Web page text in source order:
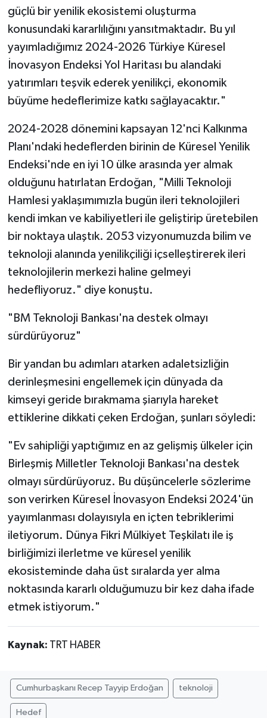
güçlü bir yenilik ekosistemi oluşturma
konusundaki kararlılığını yansıtmaktadır. Bu yıl
yayımladığımız 2024-2026 Türkiye Küresel
İnovasyon Endeksi Yol Haritası bu alandaki
yatırımları teşvik ederek yenilikçi, ekonomik
büyüme hedeflerimize katkı sağlayacaktır."
2024-2028 dönemini kapsayan 12'nci Kalkınma
Planı'ndaki hedeflerden birinin de Küresel Yenilik
Endeksi'nde en iyi 10 ülke arasında yer almak
olduğunu hatırlatan Erdoğan, "Milli Teknoloji
Hamlesi yaklaşımımızla bugün ileri teknolojileri
kendi imkan ve kabiliyetleri ile geliştirip üretebilen
bir noktaya ulaştık. 2053 vizyonumuzda bilim ve
teknoloji alanında yenilikçiliği içselleştirerek ileri
teknolojilerin merkezi haline gelmeyi
hedefliyoruz." diye konuştu.
"BM Teknoloji Bankası'na destek olmayı
sürdürüyoruz"
Bir yandan bu adımları atarken adaletsizliğin
derinleşmesini engellemek için dünyada da
kimseyi geride bırakmama şiarıyla hareket
ettiklerine dikkati çeken Erdoğan, şunları söyledi:
"Ev sahipliği yaptığımız en az gelişmiş ülkeler için
Birleşmiş Milletler Teknoloji Bankası'na destek
olmayı sürdürüyoruz. Bu düşüncelerle sözlerime
son verirken Küresel İnovasyon Endeksi 2024'ün
yayımlanması dolayısıyla en içten tebriklerimi
iletiyorum. Dünya Fikri Mülkiyet Teşkilatı ile iş
birliğimizi ilerletme ve küresel yenilik
ekosisteminde daha üst sıralarda yer alma
noktasında kararlı olduğumuzu bir kez daha ifade
etmek istiyorum."
Kaynak: TRT HABER
Cumhurbaşkanı Recep Tayyip Erdoğan teknoloji
Hedef